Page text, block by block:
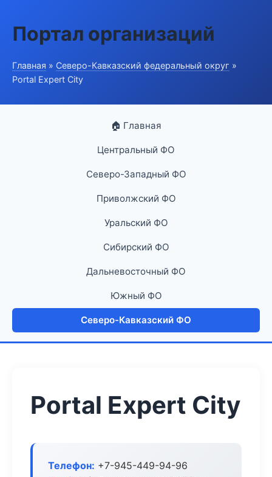
Портал организаций
Главная » Северо-Кавказский федеральный округ »
Portal Expert City
🏠 Главная
Центральный ФО
Северо-Западный ФО
Приволжский ФО
Уральский ФО
Сибирский ФО
Дальневосточный ФО
Южный ФО
Северо-Кавказский ФО
Portal Expert City
Телефон: +7-945-449-94-96